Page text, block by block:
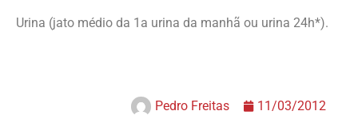
Urina (jato médio da 1a urina da manhã ou urina 24h*).
Pedro Freitas 11/03/2012